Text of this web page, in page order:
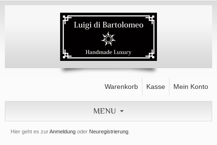
Hier geht es zurAnmeldung oder Neuregistrierung
Warenkorb Kasse Mein Konto
MENU